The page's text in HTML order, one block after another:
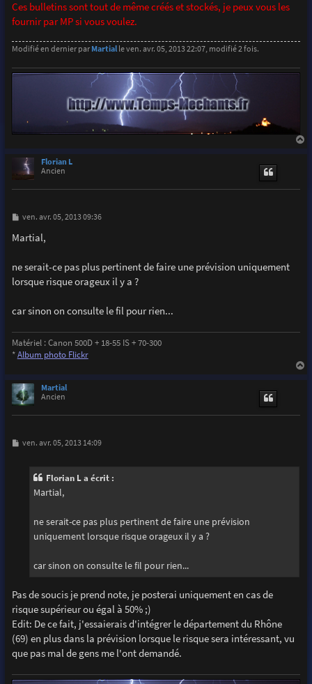
Ces bulletins sont tout de même créés et stockés, je peux vous les
fournir par MP si vous voulez.
Modifié en dernier par Martialle ven. avr. 05, 2013 22:07, modifié 2 fois.
Florian L
Ancien
M
s
s
e
ven. avr. 05, 2013 09:36
Martial,
ne serait-ce pas plus pertinent de faire une prévision uniquement
lorsque risque orageux il y a ?
car sinon on consulte le fil pour rien...
Matériel : Canon 500D + 18-55 IS + 70-300
*Album photo Flickr
Martial
Ancien
M
ven. avr. 05, 2013 14:09
Florian L a écrit :
Martial,
ne serait-ce pas plus pertinent de faire une prévision
uniquement lorsque risque orageux il y a ?
car sinon on consulte le fil pour rien...
Pas de soucis je prend note, je posterai uniquement en cas de
risque supérieur ou égal à 50% ;)
Edit: De ce fait, j'essaierais d'intégrer le département du Rhône
(69) en plus dans la prévision lorsque le risque sera intéressant, vu
que pas mal de gens me l'ont demandé.